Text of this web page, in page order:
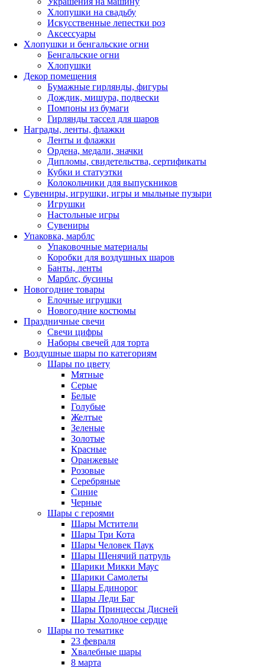
Хлопушки на свадьбу
Искусственные лепестки роз
Аксессуары
Хлопушки и бенгальские огни
Бенгальские огни
Хлопушки
Декор помещения
Бумажные гирлянды, фигуры
Дождик, мишура, подвески
Помпоны из бумаги
Гирлянды тассел для шаров
Награды, ленты, флажки
Ленты и флажки
Ордена, медали, значки
Дипломы, свидетельства, сертификаты
Кубки и статуэтки
Колокольчики для выпускников
Сувениры, игрушки, игры и мыльные пузыри
Игрушки
Настольные игры
Сувениры
Упаковка, марблс
Упаковочные материалы
Коробки для воздушных шаров
Банты, ленты
Марблс, бусины
Новогодние товары
Елочные игрушки
Новогодние костюмы
Праздничные свечи
Свечи цифры
Наборы свечей для торта
Воздушные шары по категориям
Шары по цвету
Мятные
Серые
Белые
Голубые
Желтые
Зеленые
Золотые
Красные
Оранжевые
Розовые
Серебряные
Синие
Черные
Шары с героями
Шары Мстители
Шары Три Кота
Шары Человек Паук
Шары Щенячий патруль
Шарики Микки Маус
Шарики Самолеты
Шары Единорог
Шары Леди Баг
Шары Принцессы Дисней
Шары Холодное сердце
Шары по тематике
23 февраля
Хвалебные шары
8 марта